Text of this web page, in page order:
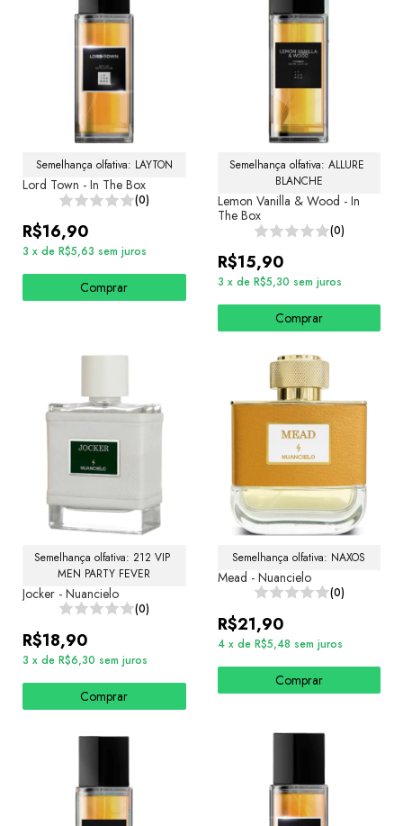
Semelhança olfativa: LAYTON
Lord Town - In The Box
(0)
R$16,90
3 x de R$5,63 sem juros
Comprar
Semelhança olfativa: ALLURE
BLANCHE
Lemon Vanilla & Wood - In
The Box
(0)
R$15,90
3 x de R$5,30 sem juros
Comprar
Semelhança olfativa: 212 VIP
MEN PARTY FEVER
Jocker - Nuancielo
(0)
R$18,90
3 x de R$6,30 sem juros
Comprar
Semelhança olfativa: NAXOS
Mead - Nuancielo
(0)
R$21,90
4 x de R$5,48 sem juros
Comprar